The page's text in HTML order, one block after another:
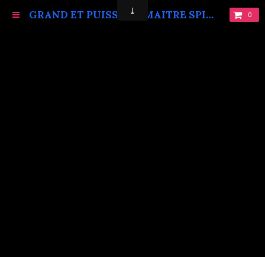
GRAND ET PUISSANT MAITRE SPIRITUEL MARABOUT VAUDOU KOKOUVI.TEL: +229 68619086. 0